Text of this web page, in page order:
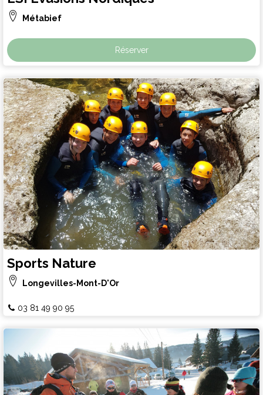
Métabief
Réserver
Sports Nature
Longevilles-Mont-D'Or
03 81 49 90 95